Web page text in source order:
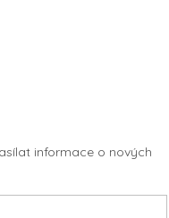
informace o nových